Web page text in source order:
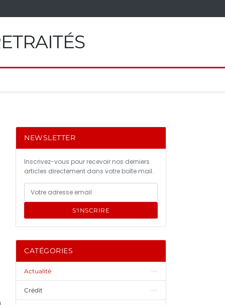
NEWSLETTER
Inscrivez-vous pour recevoir nos derniers
articles directement dans votre boîte mail.
S'INSCRIRE
CATÉGORIES
Actualité
Crédit